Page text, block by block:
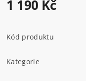
1 190 Kč
Kód produktu
Kategorie